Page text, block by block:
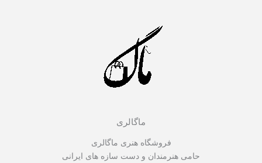
ماگالری
فروشگاه هنری ماگالری
حامی هنرمندان و دست سازه های ایرانی